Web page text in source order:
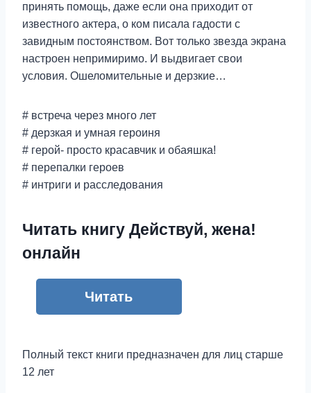
принять помощь, даже если она приходит от
известного актера, о ком писала гадости с
завидным постоянством. Вот только звезда экрана
настроен непримиримо. И выдвигает свои
условия. Ошеломительные и дерзкие…
# встреча через много лет
# дерзкая и умная героиня
# герой- просто красавчик и обаяшка!
# перепалки героев
# интриги и расследования
Читать книгу Действуй, жена!
онлайн
Читать
Полный текст книги предназначен для лиц старше
12 лет